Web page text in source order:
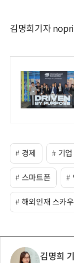
김명희기자
경제 기업
스마트폰
해외인재 스카
김명희